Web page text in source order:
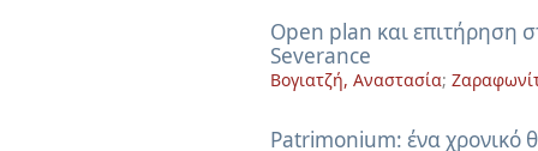
Open plan και επιτήρηση
Severance
Βογιατζή, Αναστασία;
Patrimonium: ένα χρονικό